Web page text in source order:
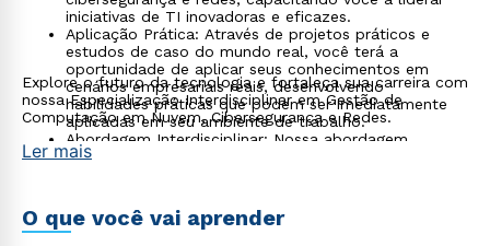
iniciativas de TI inovadoras e eficazes.
Aplicação Prática: Através de projetos práticos e
estudos de caso do mundo real, você terá a
oportunidade de aplicar seus conhecimentos em
cenários empresariais reais, desenvolvendo
habilidades práticas que podem ser imediatamente
aplicadas em seu ambiente de trabalho.
Abordagem Interdisciplinar: Nossa abordagem
combina conhecimentos de gestão e tecnologia para
cibersegurança e redes.
Oportunidades de Carreira: Ao concluir este curso,
Explore o futuro da tecnologia e fortaleça sua carreira com
nossa Especialização Interdisciplinar em Gestão de
Computação em Nuvem, Cibersegurança e Redes.
Ler mais
O que você vai aprender